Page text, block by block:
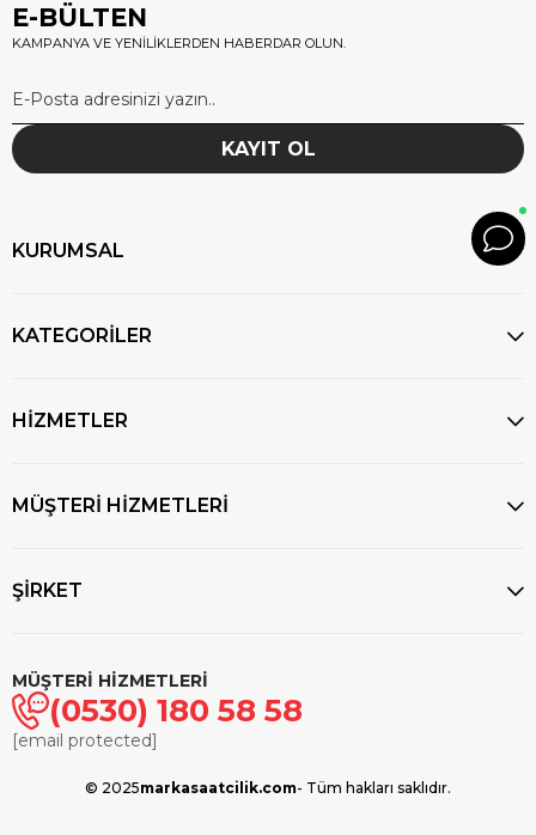
E-BÜLTEN
KAMPANYA VE YENİLİKLERDEN HABERDAR OLUN.
KAYIT OL
KURUMSAL
KATEGORİLER
HİZMETLER
MÜŞTERİ HİZMETLERİ
ŞİRKET
MÜŞTERİ HİZMETLERİ
(0530) 180 58 58
[email protected]
© 2025markasaatcilik.com- Tüm hakları saklıdır.